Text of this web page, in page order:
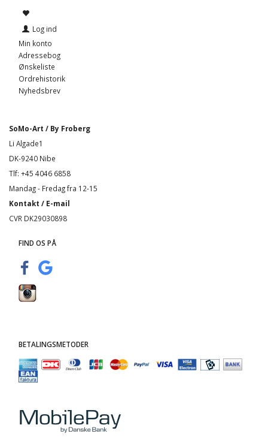
Log ind
Min konto
Adressebog
Ønskeliste
Ordrehistorik
Nyhedsbrev
SoMo-Art / By Froberg
Li Algade1
DK-9240 Nibe
Tlf: +45 4046 6858
Mandag - Fredag fra 12-15
Kontakt / E-mail
CVR DK29030898
FIND OS PÅ
BETALINGSMETODER